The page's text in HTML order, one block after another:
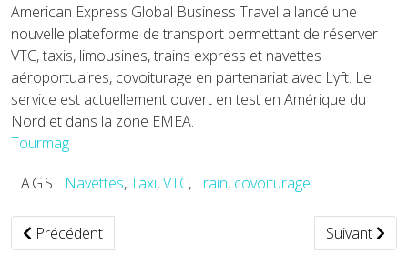
American Express Global Business Travel a lancé une
nouvelle plateforme de transport permettant de réserver
VTC, taxis, limousines, trains express et navettes
aéroportuaires, covoiturage en partenariat avec Lyft. Le
service est actuellement ouvert en test en Amérique du
Nord et dans la zone EMEA.
Tourmag
TAGS: Navettes,Taxi,VTC,Train, covoiturage
Article précédent : Häagen-Dazs propose un service de
Précédent Article
Suivant